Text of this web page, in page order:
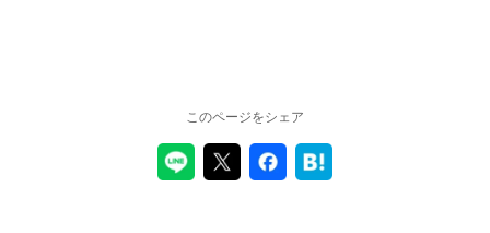
このページをシェア